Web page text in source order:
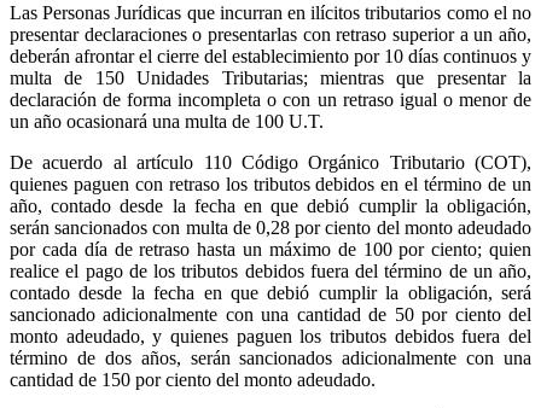
Las Personas Jurídicas que incurran en ilícitos tributarios como el no
presentar declaraciones o presentarlas con retraso superior a un año,
deberán afrontar el cierre del establecimiento por 10 días continuos y
multa de 150 Unidades Tributarias; mientras que presentar la
declaración de forma incompleta o con un retraso igual o menor de
un año ocasionará una multa de 100 U.T.
De acuerdo al artículo 110 Código Orgánico Tributario (COT),
quienes paguen con retraso los tributos debidos en el término de un
año, contado desde la fecha en que debió cumplir la obligación,
serán sancionados con multa de 0,28 por ciento del monto adeudado
por cada día de retraso hasta un máximo de 100 por ciento; quien
realice el pago de los tributos debidos fuera del término de un año,
contado desde la fecha en que debió cumplir la obligación, será
sancionado adicionalmente con una cantidad de 50 por ciento del
monto adeudado, y quienes paguen los tributos debidos fuera del
término de dos años, serán sancionados adicionalmente con una
cantidad de 150 por ciento del monto adeudado.